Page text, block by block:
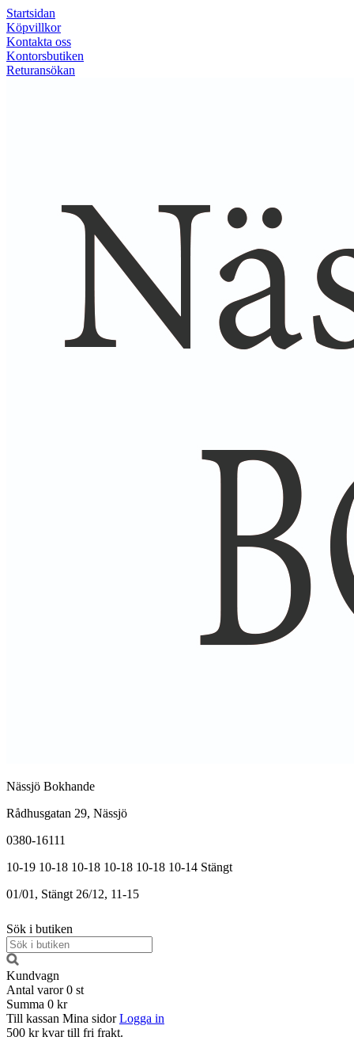
Startsidan
Köpvillkor
Kontakta oss
Kontorsbutiken
Returansökan
Nässjö Bokhande
Rådhusgatan 29, Nässjö
0380-16111
10-19 10-18 10-18 10-18 10-18 10-14 Stängt
01/01, Stängt 26/12, 11-15
Sök i butiken
Kundvagn
Antal varor 0 st
Summa 0 kr
Till kassan Mina sidor Logga in
500 kr kvar till fri frakt.